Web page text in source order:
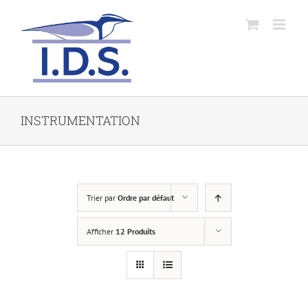
INSTRUMENTATION
Trier par Ordre par défaut
Afficher 12 Produits